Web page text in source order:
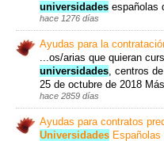
universidades españolas
hace 1276 días
Ayudas para la
...os/arias que quieran
universidades, centros
25 de octubre de 2018 Más
hace 2859 días
Ayudas para contratos
Universidades Españolas